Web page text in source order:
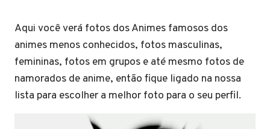
Aqui você verá fotos dos Animes famosos dos
animes menos conhecidos, fotos masculinas,
femininas, fotos em grupos e até mesmo fotos de
namorados de anime, então fique ligado na nossa
lista para escolher a melhor foto para o seu perfil.